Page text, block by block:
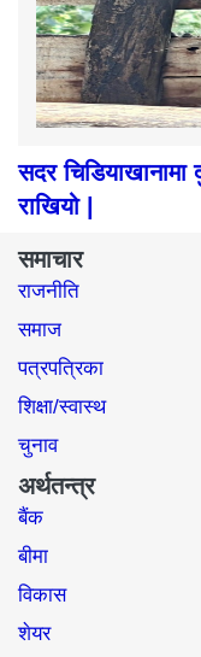
सदर
राखियो |
समाचार
राजनीति
समाज​
पत्रपत्रिका
शिक्षा/स्वास्थ
चुनाव
अर्थतन्त्र
बैंक
बीमा
विकास
शेयर